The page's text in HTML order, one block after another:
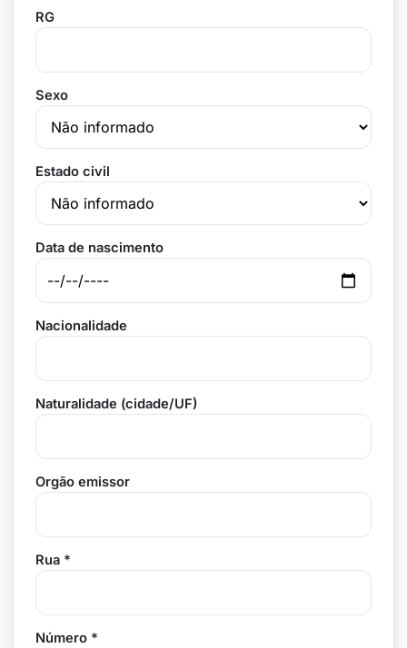
RG
Sexo
Estado civil
Data de nascimento
Nacionalidade
Naturalidade (cidade/UF)
Orgão emissor
Rua *
Número *